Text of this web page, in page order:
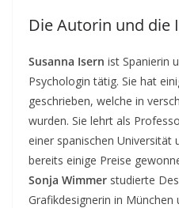
Die Autorin und die
Susanna Isern ist Spanierin
Psychologin tätig. Sie hat
geschrieben, welche in
wurden. Sie lehrt als
einer spanischen Universität
bereits einige Preise
Sonja Wimmer studierte
Grafikdesignerin in